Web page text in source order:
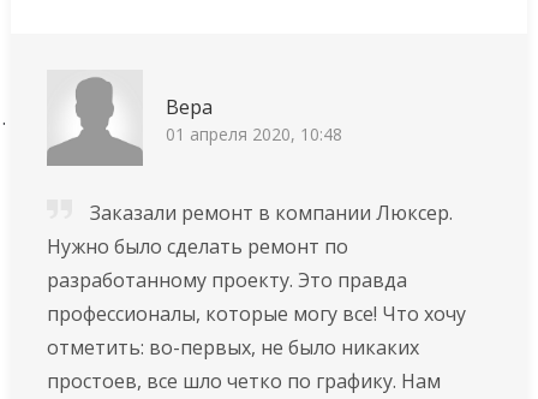
Вера
01 апреля 2020, 10:48
Заказали ремонт в компании Люксер.
Нужно было сделать ремонт по
разработанному проекту. Это правда
профессионалы, которые могу все! Что хочу
отметить: во-первых, не было никаких
простоев, все шло четко по графику. Нам